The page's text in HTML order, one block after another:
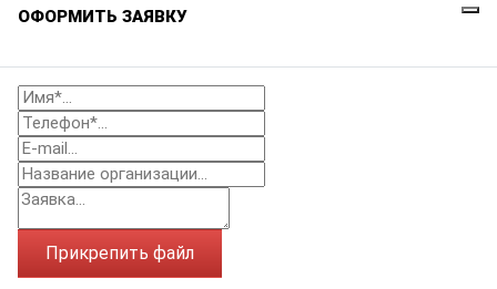
ОФОРМИТЬ ЗАЯВКУ
Прикрепить файл